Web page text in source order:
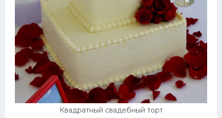
Квадратный свадебный торт